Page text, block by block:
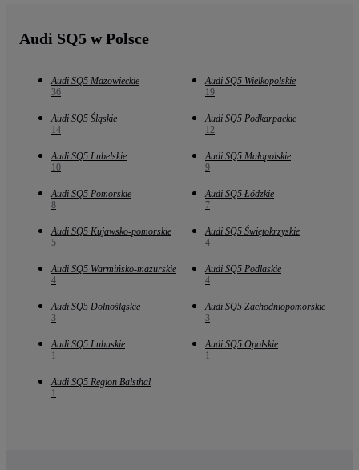
Audi SQ5 w Polsce
Audi SQ5 Mazowieckie
36
Audi SQ5 Wielkopolskie
19
Audi SQ5 Śląskie
14
Audi SQ5 Podkarpackie
12
Audi SQ5 Lubelskie
10
Audi SQ5 Małopolskie
9
Audi SQ5 Pomorskie
8
Audi SQ5 Łódzkie
7
Audi SQ5 Kujawsko-pomorskie
5
Audi SQ5 Świętokrzyskie
4
Audi SQ5 Warmińsko-mazurskie
4
Audi SQ5 Podlaskie
4
Audi SQ5 Dolnośląskie
3
Audi SQ5 Zachodniopomorskie
3
Audi SQ5 Lubuskie
1
Audi SQ5 Opolskie
1
Audi SQ5 Region Balsthal
1